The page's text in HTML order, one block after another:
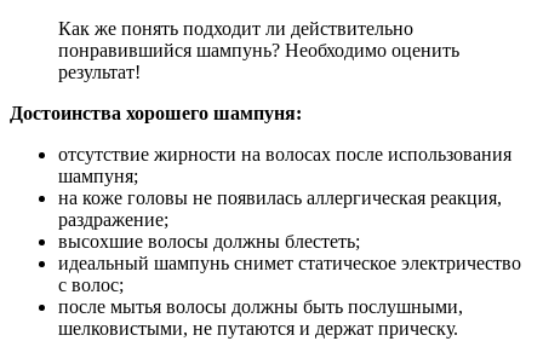
Как же понять подходит ли действительно
понравившийся шампунь? Необходимо оценить
результат!
Достоинства хорошего шампуня:
отсутствие жирности на волосах после использования
шампуня;
на коже головы не появилась аллергическая реакция,
раздражение;
высохшие волосы должны блестеть;
идеальный шампунь снимет статическое электричество
с волос;
после мытья волосы должны быть послушными,
шелковистыми, не путаются и держат прическу.